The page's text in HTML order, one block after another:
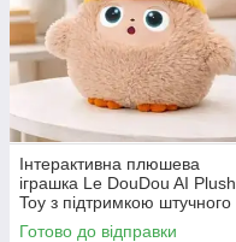
Інтерактивна плюшева
іграшка Le DouDou AI Plush
Toy з підтримкою штучного
інтелекту та Wi-Fi (28 см)
Готово до відправки